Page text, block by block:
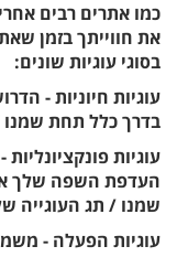
כמו אתרים רבים
את חווייתך בזמן
בסוגי עוגיות שונים:
עוגיות חיוניות -
בדרך כלל תחת שמנו
עוגיות
העדפת השפה שלך
שמנו / תג העוגייה
עוגיות הפעלה -